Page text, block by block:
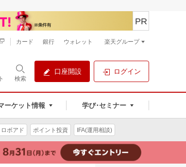
検索
口座開設 ログイン
ーケット情報 学び･セミナー
PR
カード 銀行 ウォレット 楽天グループ
ロボアド ポイント投資 IFA(運用相談)